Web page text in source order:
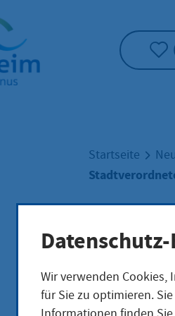
Startseite
Wir verwenden
für Sie zu optimieren.